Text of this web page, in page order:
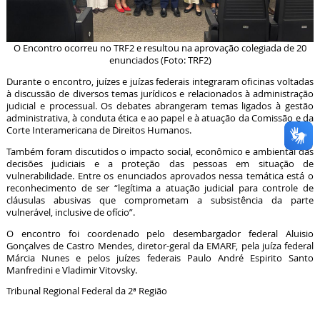
O Encontro ocorreu no TRF2 e resultou na aprovação colegiada de 20
enunciados (Foto: TRF2)
Durante o encontro, juízes e juízas federais integraram oficinas voltadas
à discussão de diversos temas jurídicos e relacionados à administração
judicial e processual. Os debates abrangeram temas ligados à gestão
administrativa, à conduta ética e ao papel e à atuação da Comissão e da
Corte Interamericana de Direitos Humanos.
Também foram discutidos o impacto social, econômico e ambiental das
decisões judiciais e a proteção das pessoas em situação de
vulnerabilidade. Entre os enunciados aprovados nessa temática está o
reconhecimento de ser “legítima a atuação judicial para controle de
cláusulas abusivas que comprometam a subsistência da parte
vulnerável, inclusive de ofício”.
O encontro foi coordenado pelo desembargador federal Aluisio
Gonçalves de Castro Mendes, diretor-geral da EMARF, pela juíza federal
Márcia Nunes e pelos juízes federais Paulo André Espirito Santo
Manfredini e Vladimir Vitovsky.
Tribunal Regional Federal da 2ª Região